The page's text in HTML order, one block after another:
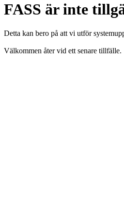
FASS är inte
Detta kan bero på att vi utför
Välkommen åter vid ett senare tillfälle.